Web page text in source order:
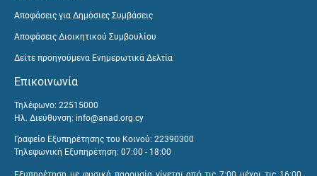
Αποφάσεις για Δημόσιες Συμβάσεις
Αποφάσεις Διοικητικού Συμβουλίου
Δείτε προηγούμενα Ενημερωτικά Δελτία
Επικοινωνία
Τηλέφωνο: 22515000
Ηλ. Διεύθυνση: info@anad.org.cy
Γραφείο Εξυπηρέτησης του Κοινού: 22390300
Τηλεφωνική Εξυπηρέτηση: 07:00 - 18:00